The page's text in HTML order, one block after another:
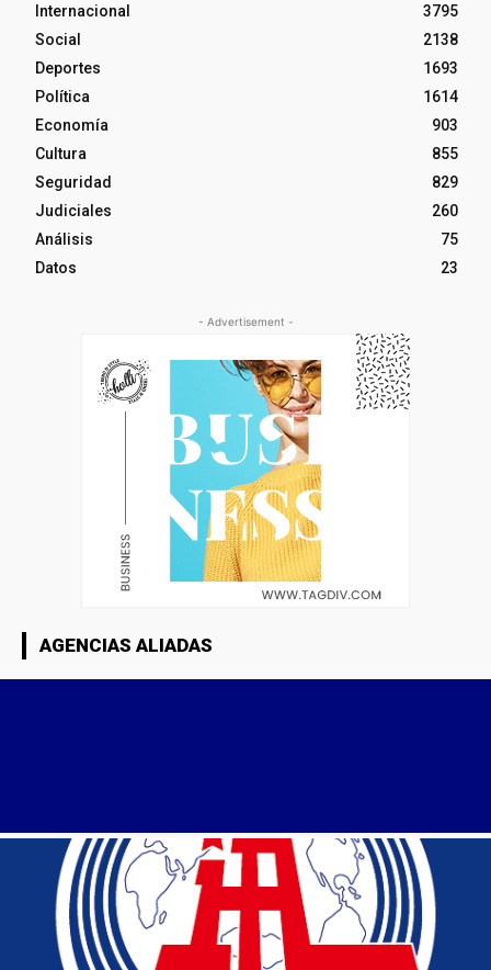
Internacional
3795
Social
2138
Deportes
1693
Política
1614
Economía
903
Cultura
855
Seguridad
829
Judiciales
260
Análisis
75
Datos
23
- Advertisement -
AGENCIAS ALIADAS